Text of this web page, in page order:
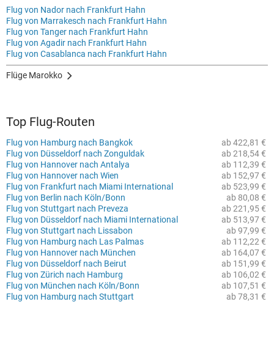
Flug von Nador nach Frankfurt Hahn
Flug von Marrakesch nach Frankfurt Hahn
Flug von Tanger nach Frankfurt Hahn
Flug von Agadir nach Frankfurt Hahn
Flug von Casablanca nach Frankfurt Hahn
Flüge Marokko
Top Flug-Routen
ab 422,81 €
Flug von Hamburg nach Bangkok
ab 218,54 €
Flug von Düsseldorf nach Zonguldak
ab 112,39 €
Flug von Hannover nach Antalya
ab 152,97 €
Flug von Hannover nach Wien
ab 523,99 €
Flug von Frankfurt nach Miami International
ab 80,08 €
Flug von Berlin nach Köln/Bonn
ab 221,95 €
Flug von Stuttgart nach Preveza
ab 513,97 €
Flug von Düsseldorf nach Miami International
ab 97,99 €
Flug von Stuttgart nach Lissabon
ab 112,22 €
Flug von Hamburg nach Las Palmas
ab 164,07 €
Flug von Hannover nach München
ab 151,99 €
Flug von Düsseldorf nach Beirut
ab 106,02 €
Flug von Zürich nach Hamburg
ab 107,51 €
Flug von München nach Köln/Bonn
ab 78,31 €
Flug von Hamburg nach Stuttgart